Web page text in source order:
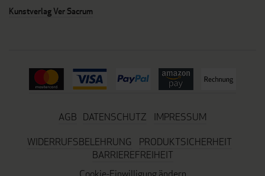
Kunstverlag Ver Sacrum
AGB DATENSCHUTZ
IMPRESSUM
WIDERRUFSBELEHRUNG
PRODUKTSICHERHEIT
BARRIEREFREIHEIT